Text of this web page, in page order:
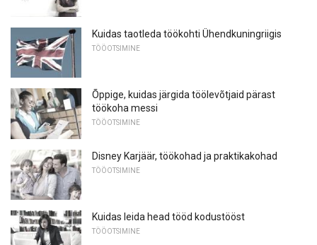
Kuidas taotleda töökohti Ühendkuningriigis
TÖÖOTSIMINE
Õppige, kuidas järgida töölevõtjaid pärast
töökoha messi
TÖÖOTSIMINE
Disney Karjäär, töökohad ja praktikakohad
TÖÖOTSIMINE
Kuidas leida head tööd kodustööst
TÖÖOTSIMINE